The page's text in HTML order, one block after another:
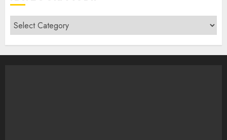
Kategori
modif